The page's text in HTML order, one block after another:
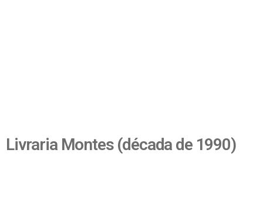
Livraria Montes (década de 1990)